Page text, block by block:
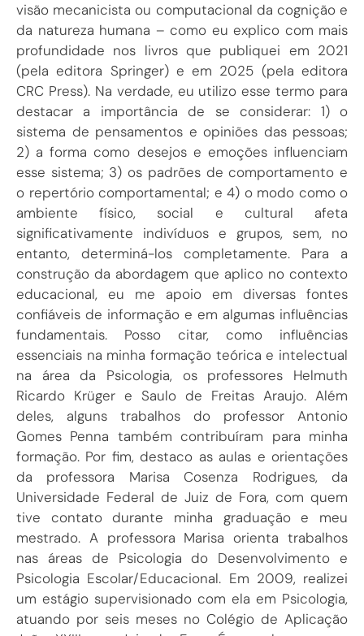
visão mecanicista ou computacional da cognição e
da natureza humana – como eu explico com mais
profundidade nos livros que publiquei em 2021
(pela editora Springer) e em 2025 (pela editora
CRC Press). Na verdade, eu utilizo esse termo para
destacar a importância de se considerar: 1) o
sistema de pensamentos e opiniões das pessoas;
2) a forma como desejos e emoções influenciam
esse sistema; 3) os padrões de comportamento e
o repertório comportamental; e 4) o modo como o
ambiente físico, social e cultural afeta
significativamente indivíduos e grupos, sem, no
entanto, determiná-los completamente. Para a
construção da abordagem que aplico no contexto
educacional, eu me apoio em diversas fontes
confiáveis de informação e em algumas influências
fundamentais. Posso citar, como influências
essenciais na minha formação teórica e intelectual
na área da Psicologia, os professores Helmuth
Ricardo Krüger e Saulo de Freitas Araujo. Além
deles, alguns trabalhos do professor Antonio
Gomes Penna também contribuíram para minha
formação. Por fim, destaco as aulas e orientações
da professora Marisa Cosenza Rodrigues, da
Universidade Federal de Juiz de Fora, com quem
tive contato durante minha graduação e meu
mestrado. A professora Marisa orienta trabalhos
nas áreas de Psicologia do Desenvolvimento e
Psicologia Escolar/Educacional. Em 2009, realizei
um estágio supervisionado com ela em Psicologia,
atuando por seis meses no Colégio de Aplicação